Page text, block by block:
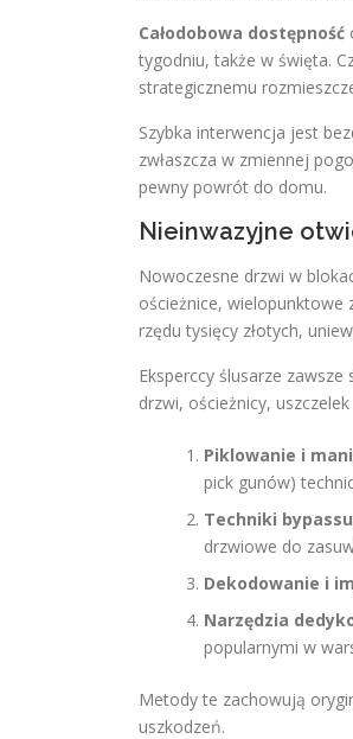
Całodobowa dostępność
tygodniu, także w święta.
strategicznemu
Szybka interwencja jest
zwłaszcza w zmiennej
pewny powrót do domu.
Nieinwazyjne
Nowoczesne drzwi w
ościeżnice, wielopunktowe
rzędu tysięcy złotych,
Eksperccy ślusarze zawsze
drzwi, ościeżnicy,
Piklowanie i
pick gunów)
Techniki bypassu
drzwiowe do
Dekodowanie i
Narzędzia
popularnymi w
Metody te zachowują
uszkodzeń.